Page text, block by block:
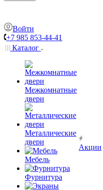
Войти
+7 985 853-44-41
Каталог
Межкомнатные
двери
Металлические
двери
Мебель
Фурнитура
Акции